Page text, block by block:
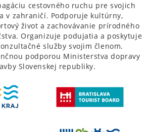
cestovného ruchu pre svojich
v zahraničí. Podporuje kultúrny,
život a zachovávanie prírodného
Organizuje podujatia a poskytuje
služby svojim členom.
podporou Ministerstva dopravy
Slovenskej republiky.